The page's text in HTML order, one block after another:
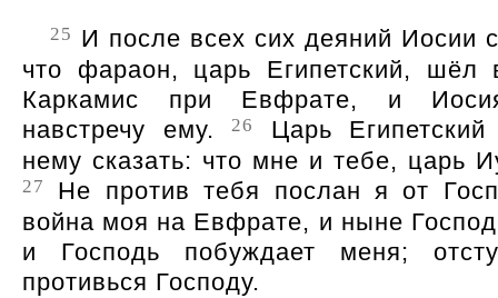
25 И после всех сих деяний Иосии
что фараон, царь Египетский, шёл
Каркамис при Евфрате, и
навстречу ему.
26
Царь
нему сказать: что мне и тебе, царь
27
Не против тебя послан я от
война моя на Евфрате, и ныне
и Господь побуждает меня;
противься Господу.